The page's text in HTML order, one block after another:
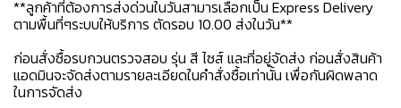
**ลูกค้าที่ต้องการส่งด่วนในวันสามารเลือกเป็น Express Delivery
ตามพื้นที่ๆระบบให้บริการ ตัดรอบ 10.00 ส่งในวัน**
ก่อนสั่งซื้อรบกวนตรวจสอบ รุ่น สี ไซส์ และที่อยู่จัดส่ง ก่อนสั่งสินค้า
แอดมินจะจัดส่งตามรายละเอียดในคำสั่งซื้อเท่านั้น เพื่อกันผิดพลาด
ในการจัดส่ง